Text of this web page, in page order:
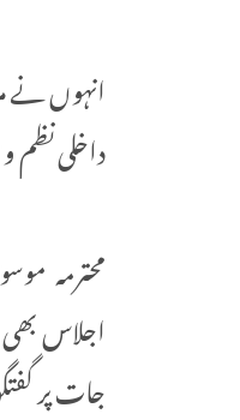
انہوں نے
داخلی نظم
محترمہ
اجلاس
جات پر